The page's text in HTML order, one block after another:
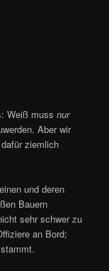
Weiß mussnur
Aber wir
ziemlich
und deren
Bauern
sehr schwer zu
an Bord;